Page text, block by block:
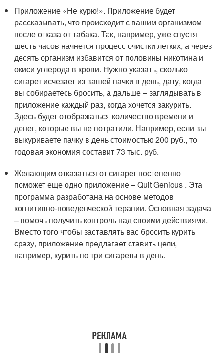
Приложение «Не курю!». Приложение будет
рассказывать, что происходит с вашим организмом
после отказа от табака. Так, например, уже спустя
шесть часов начнется процесс очистки легких, а через
десять организм избавится от половины никотина и
окиси углерода в крови. Нужно указать, сколько
сигарет исчезает из вашей пачки в день, дату, когда
вы собираетесь бросить, а дальше – заглядывать в
приложение каждый раз, когда хочется закурить.
Здесь будет отображаться количество времени и
денег, которые вы не потратили. Например, если вы
выкуриваете пачку в день стоимостью 200 руб., то
годовая экономия составит 73 тыс. руб.
Желающим отказаться от сигарет постепенно
поможет еще одно приложение – Quit Genious . Эта
программа разработана на основе методов
когнитивно-поведенческой терапии. Основная задача
– помочь получить контроль над своими действиями.
Вместо того чтобы заставлять вас бросить курить
сразу, приложение предлагает ставить цели,
например, курить по три сигареты в день.